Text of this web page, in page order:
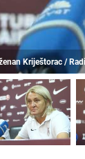
Kriještorac /